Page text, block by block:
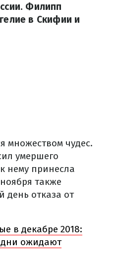
Филипп
в Скифии и
множеством чудес.
умершего
нему принесла
также
день отказа от
в декабре 2018:
ожидают